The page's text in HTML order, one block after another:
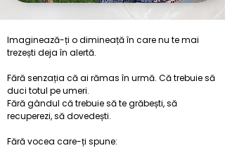
​Imaginează-ți o dimineață în care nu te mai
trezești deja în alertă.
Fără senzația că ai rămas în urmă. Că trebuie să
duci totul pe umeri.
Fără gândul că trebuie să te grăbești, să
recuperezi, să dovedești.
Fără vocea care-ți spune: